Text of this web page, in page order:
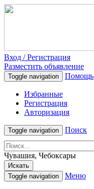
Вход / Регистрация
Разместить объявление
Toggle navigation Помощь
Избранные
Регистрация
Авторизация
Toggle navigation Поиск
Чувашия, Чебоксары
Искать
Toggle navigation
Меню